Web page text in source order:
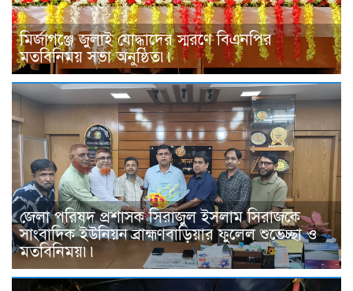
মির্জাগঞ্জে জুলাই যোদ্ধাদের স্মরণে বিএনপির
মতবিনিময় সভা অনুষ্ঠিত৷৷
জেলা পরিষদ প্রশাসক সিরাজুল ইসলাম সিরাজকে
সাংবাদিক ইউনিয়ন ব্রাহ্মণবাড়িয়ার ফুলেল শুভেচ্ছা ও
মতবিনিময়৷৷